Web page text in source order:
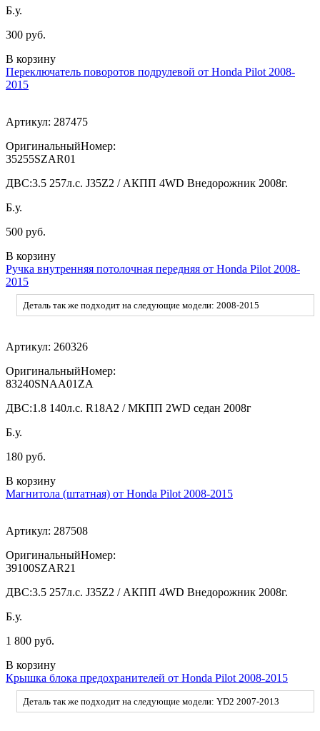
Б.у.
300 руб.
В корзину
Переключатель поворотов подрулевой от Honda Pilot 2008-
2015
Артикул: 287475
ОригинальныйНомер:
35255SZAR01
ДВС:3.5 257л.с. J35Z2 / АКПП 4WD Внедорожник 2008г.
Б.у.
500 руб.
В корзину
Ручка внутренняя потолочная передняя от Honda Pilot 2008-
2015
Деталь так же подходит на следующие модели: 2008-2015
Артикул: 260326
ОригинальныйНомер:
83240SNAA01ZA
ДВС:1.8 140л.с. R18A2 / МКПП 2WD седан 2008г
Б.у.
180 руб.
В корзину
Магнитола (штатная) от Honda Pilot 2008-2015
Артикул: 287508
ОригинальныйНомер:
39100SZAR21
ДВС:3.5 257л.с. J35Z2 / АКПП 4WD Внедорожник 2008г.
Б.у.
1 800 руб.
В корзину
Крышка блока предохранителей от Honda Pilot 2008-2015
Деталь так же подходит на следующие модели: YD2 2007-2013